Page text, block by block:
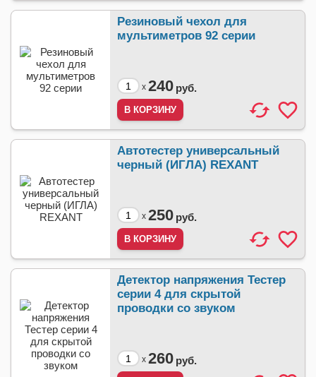
Резиновый чехол для
мультиметров 92 серии
x 240 руб.
Автотестер универсальный
черный (ИГЛА) REXANT
x 250 руб.
Детектор напряжения Тестер
серии 4 для скрытой
проводки со звуком
x 260 руб.